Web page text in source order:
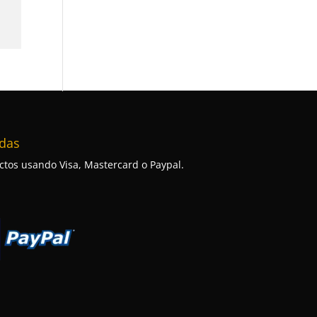
usando Visa, Mastercard o Paypal.